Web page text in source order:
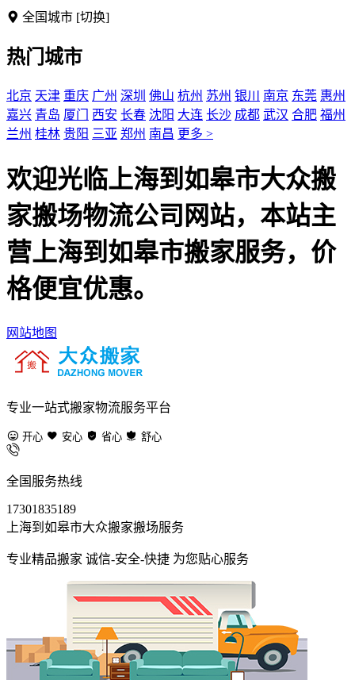
全国城市 [切换]
热门城市
北京 天津 重庆 广州 深圳 佛山 杭州 苏州 银川 南京 东莞 惠州
嘉兴 青岛 厦门 西安 长春 沈阳 大连 长沙 成都 武汉 合肥 福州
兰州 桂林 贵阳 三亚 郑州 南昌 更多 >
欢迎光临上海到如皋市大众搬
家搬场物流公司网站，本站主
营上海到如皋市搬家服务，价
格便宜优惠。
网站地图
专业一站式搬家物流服务平台
开心 安心 省心 舒心
全国服务热线
17301835189
上海到如皋市大众搬家搬场服务
专业精品搬家 诚信-安全-快捷 为您贴心服务